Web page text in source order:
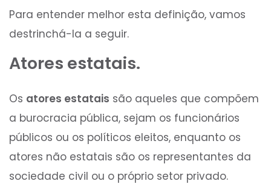
Para entender melhor esta definição, vamos
destrinchá-la a seguir.
Atores estatais.
Os atores estatais são aqueles que compõem
a burocracia pública, sejam os funcionários
públicos ou os políticos eleitos, enquanto os
atores não estatais são os representantes da
sociedade civil ou o próprio setor privado.